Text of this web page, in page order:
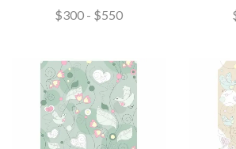
$300 - $550